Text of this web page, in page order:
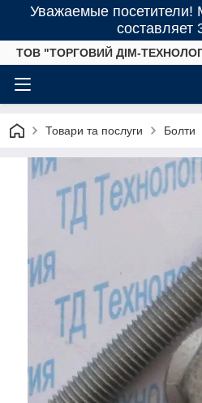
Уважаемые посетители!
составляет
ТОВ "ТОРГОВИЙ ДІМ-
Товари та послуги Болти